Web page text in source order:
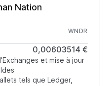
Nation
WNDR
0,00603514 €
et mise à jour
tels que Ledger,